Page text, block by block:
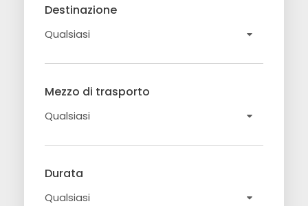
Destinazione
Mezzo di trasporto
Durata